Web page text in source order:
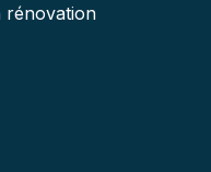
rénovation